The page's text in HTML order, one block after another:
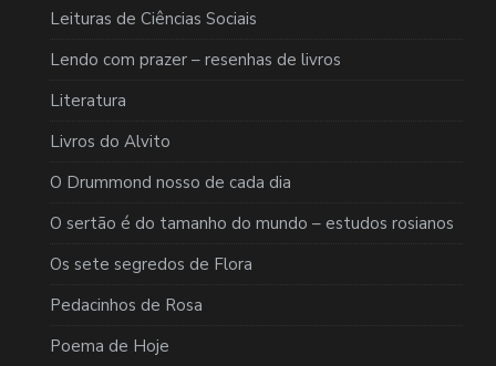
Leituras de Ciências Sociais
Lendo com prazer – resenhas de livros
Literatura
Livros do Alvito
O Drummond nosso de cada dia
O sertão é do tamanho do mundo – estudos rosianos
Os sete segredos de Flora
Pedacinhos de Rosa
Poema de Hoje